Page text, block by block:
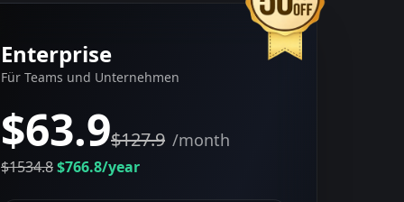
Enterprise
Für Teams und Unternehmen
$63.9$127.9 /month
$1534.8$766.8/year